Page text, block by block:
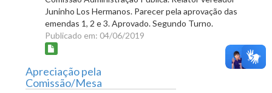
Juninho Los Hermanos. Parecer pela aprovação das
emendas 1, 2 e 3. Aprovado. Segundo Turno.
Publicado em: 04/06/2019
Apreciação pela
Comissão/Mesa